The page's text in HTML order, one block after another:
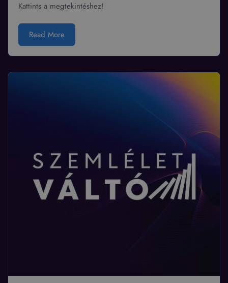
Kattints a megtekintéshez!
Read More